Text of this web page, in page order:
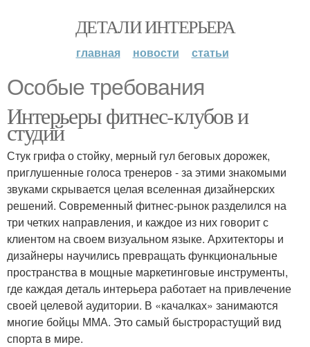
ДЕТАЛИ ИНТЕРЬЕРА
главная новости статьи
Особые требования
Интерьеры фитнес-клубов и
студий
Стук грифа о стойку, мерный гул беговых дорожек,
приглушенные голоса тренеров - за этими знакомыми
звуками скрывается целая вселенная дизайнерских
решений. Современный фитнес-рынок разделился на
три четких направления, и каждое из них говорит с
клиентом на своем визуальном языке. Архитекторы и
дизайнеры научились превращать функциональные
пространства в мощные маркетинговые инструменты,
где каждая деталь интерьера работает на привлечение
своей целевой аудитории. В «качалках» занимаются
многие бойцы ММА. Это самый быстрорастущий вид
спорта в мире.